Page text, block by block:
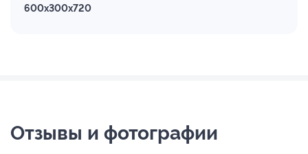
600x300x720
Отзывы и фотографии